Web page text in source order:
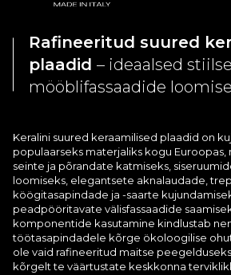
Rafineeritud suured
plaadid – ideaalsed
mööblifassaadide
Keralini suured keraamilised plaadid on
populaarseks materjaliks kogu Euroopas,
seinte ja põrandate katmiseks,
loomiseks, elegantsete aknalaudade,
köögitasapindade ja -saarte
peadpööritavate välisfassaadide
komponentide kasutamine kindlustab
töötasapindadele kõrge ökoloogilise
ole vaid rafineeritud maitse
kõrgelt te väärtustate keskkonna